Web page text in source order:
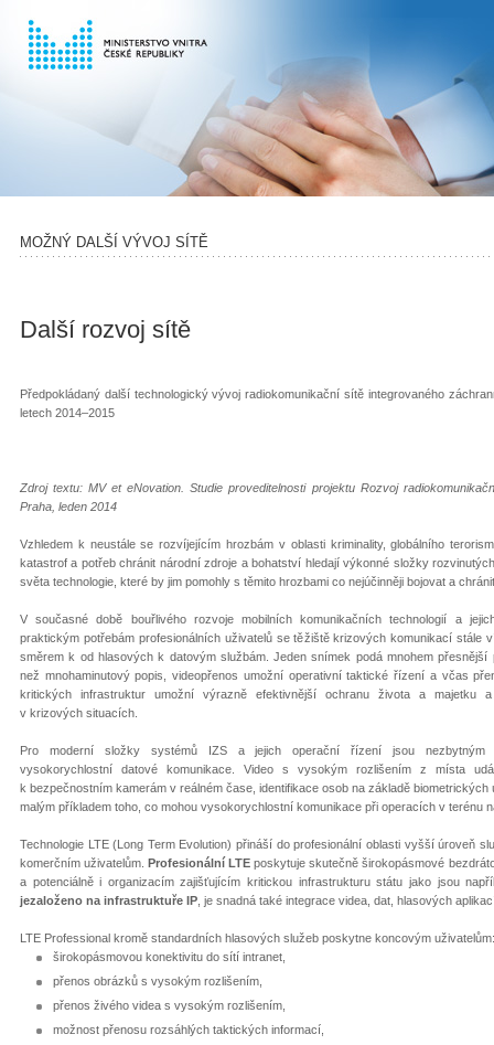
MOŽNÝ DALŠÍ VÝVOJ SÍTĚ
Další rozvoj sítě
Předpokládaný další technologický vývoj radiokomunikační sítě integrovaného
letech 2014–2015
Zdroj textu: MV et eNovation. Studie proveditelnosti projektu Rozvoj
Praha, leden 2014
Vzhledem k neustále se rozvíjejícím hrozbám v oblasti kriminality, globálního
katastrof a potřeb chránit národní zdroje a bohatství hledají výkonné složky
světa technologie, které by jim pomohly s těmito hrozbami co nejúčinněji bojovat a
V současné době bouřlivého rozvoje mobilních komunikačních technologií a
praktickým potřebám profesionálních uživatelů se těžiště krizových komunikací stále
směrem k od hlasových k datovým službám. Jeden snímek podá mnohem přesnější
než mnohaminutový popis, videopřenos umožní operativní taktické řízení a včas
kritických infrastruktur umožní výrazně efektivnější ochranu života a majetku
v krizových situacích.
Pro moderní složky systémů IZS a jejich operační řízení jsou nezbytným
vysokorychlostní datové komunikace. Video s vysokým rozlišením z místa
k bezpečnostním kamerám v reálném čase, identifikace osob na základě biometrických
malým příkladem toho, co mohou vysokorychlostní komunikace při operacích v terénu
Technologie LTE (Long Term Evolution) přináší do profesionální oblasti vyšší úroveň
komerčním uživatelům.Profesionální LTE poskytuje skutečně širokopásmové
a potenciálně i organizacím zajišťujícím kritickou infrastrukturu státu jako jsou
jezaloženo na infrastruktuře IP , je snadná také integrace videa, dat, hlasových
LTE Professional kromě standardních hlasových služeb poskytne koncovým uživatelům:
širokopásmovou konektivitu do sítí intranet,
přenos obrázků s vysokým rozlišením,
přenos živého videa s vysokým rozlišením,
možnost přenosu rozsáhlých taktických informací,